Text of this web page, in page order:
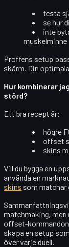
testa
se hur
inte
muskelminne
Proffens setup
skärm. Din
Hur kombinerar
störd?
Ett bra recept är:
högre
offset
skins
Vill du bygga en
använda en
skins som matchar
matchmaking,
offset-
skapa en setup
över varje duell.